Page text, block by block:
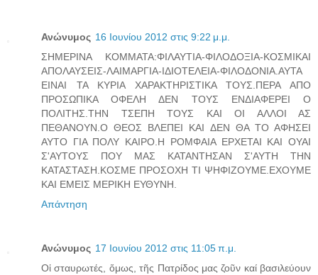
Ανώνυμος 16 Ιουνίου 2012 στις 9:22 μ.μ.
ΣΗΜΕΡΙΝΑ ΚΟΜΜΑΤΑ:ΦΙΛΑΥΤΙΑ-ΦΙΛΟΔΟΞΙΑ-ΚΟΣΜΙΚΑΙ
ΑΠΟΛΑΥΣΕΙΣ-ΛΑΙΜΑΡΓΙΑ-ΙΔΙΟΤΕΛΕΙΑ-ΦΙΛΟΔΟΝΙΑ.ΑΥΤΑ
ΕΙΝΑΙ ΤΑ ΚΥΡΙΑ ΧΑΡΑΚΤΗΡΙΣΤΙΚΑ ΤΟΥΣ.ΠΕΡΑ ΑΠΟ
ΠΡΟΣΩΠΙΚΑ ΟΦΕΛΗ ΔΕΝ ΤΟΥΣ ΕΝΔΙΑΦΕΡΕΙ Ο
ΠΟΛΙΤΗΣ.ΤΗΝ ΤΣΕΠΗ ΤΟΥΣ ΚΑΙ ΟΙ ΑΛΛΟΙ ΑΣ
ΠΕΘΑΝΟΥΝ.Ο ΘΕΟΣ ΒΛΕΠΕΙ ΚΑΙ ΔΕΝ ΘΑ ΤΟ ΑΦΗΣΕΙ
ΑΥΤΟ ΓΙΑ ΠΟΛΥ ΚΑΙΡΟ.Η ΡΟΜΦΑΙΑ ΕΡΧΕΤΑΙ ΚΑΙ ΟΥΑΙ
Σ'ΑΥΤΟΥΣ ΠΟΥ ΜΑΣ ΚΑΤΑΝΤΗΣΑΝ Σ'ΑΥΤΗ ΤΗΝ
ΚΑΤΑΣΤΑΣΗ.ΚΟΣΜΕ ΠΡΟΣΟΧΗ ΤΙ ΨΗΦΙΖΟΥΜΕ.ΕΧΟΥΜΕ
ΚΑΙ ΕΜΕΙΣ ΜΕΡΙΚΗ ΕΥΘΥΝΗ.
Απάντηση
Ανώνυμος 17 Ιουνίου 2012 στις 11:05 π.μ.
Οἱ σταυρωτές, ὅμως, τῆς Πατρίδος μας ζοῦν καί βασιλεύουν